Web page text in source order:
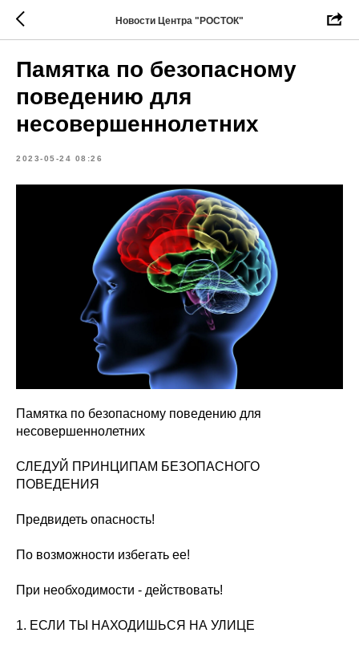
Новости Центра "РОСТОК"
Памятка по безопасному
поведению для
несовершеннолетних
2023-05-24 08:26
Памятка по безопасному поведению для
несовершеннолетних
СЛЕДУЙ ПРИНЦИПАМ БЕЗОПАСНОГО
ПОВЕДЕНИЯ
Предвидеть опасность!
По возможности избегать ее!
При необходимости - действовать!
1. ЕСЛИ ТЫ НАХОДИШЬСЯ НА УЛИЦЕ